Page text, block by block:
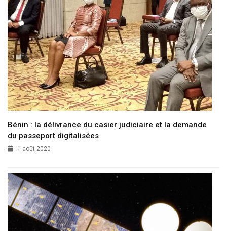
Bénin : la délivrance du casier judiciaire et la demande
du passeport digitalisées
1 août 2020